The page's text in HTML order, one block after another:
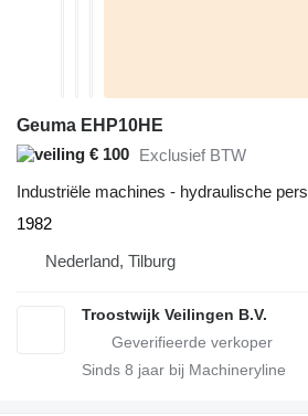
Geuma EHP10HE
€ 100
Exclusief BTW
Industriële machines - hydraulische pers
1982
Nederland, Tilburg
Troostwijk Veilingen B.V.
Sinds 8 jaar bij Machineryline